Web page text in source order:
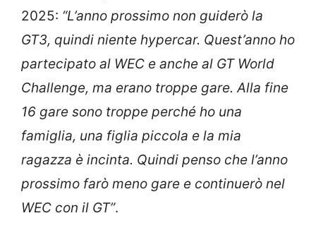
2025: “L’anno prossimo non guiderò la
GT3, quindi niente hypercar. Quest’anno ho
partecipato al WEC e anche al GT World
Challenge, ma erano troppe gare. Alla fine
16 gare sono troppe perché ho una
famiglia, una figlia piccola e la mia
ragazza è incinta. Quindi penso che l’anno
prossimo farò meno gare e continuerò nel
WEC con il GT”.